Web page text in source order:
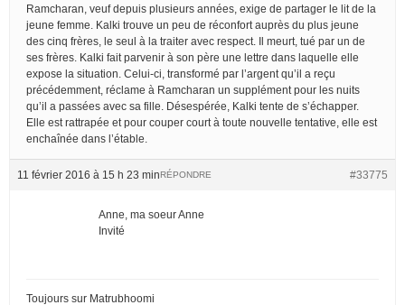
Ramcharan, veuf depuis plusieurs années, exige de partager le lit de la
jeune femme. Kalki trouve un peu de réconfort auprès du plus jeune
des cinq frères, le seul à la traiter avec respect. Il meurt, tué par un de
ses frères. Kalki fait parvenir à son père une lettre dans laquelle elle
expose la situation. Celui-ci, transformé par l’argent qu’il a reçu
précédemment, réclame à Ramcharan un supplément pour les nuits
qu’il a passées avec sa fille. Désespérée, Kalki tente de s’échapper.
Elle est rattrapée et pour couper court à toute nouvelle tentative, elle est
enchaînée dans l’étable.
11 février 2016 à 15 h 23 min #33775
RÉPONDRE
Anne, ma soeur Anne
Invité
Toujours sur Matrubhoomi